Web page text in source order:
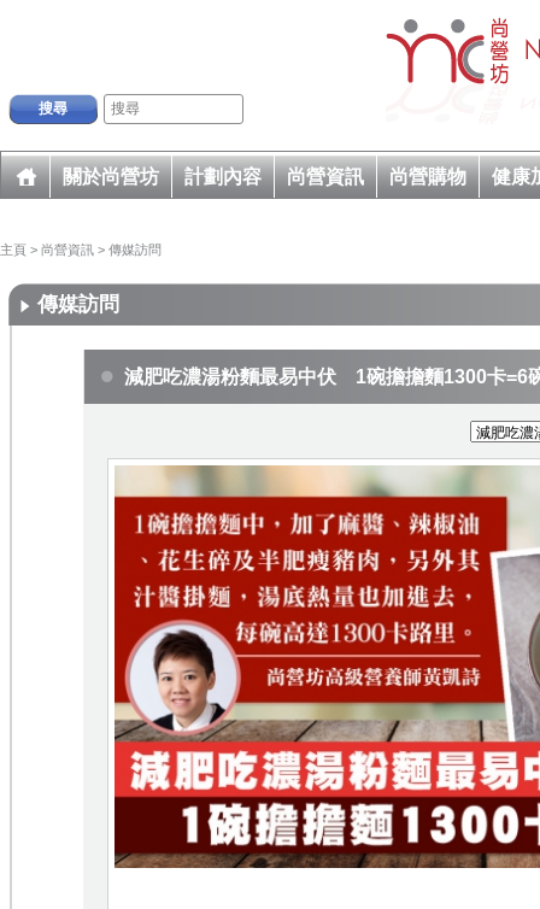
搜尋
關於尚營坊 計劃內容 尚營資訊 尚營購物 健康
主頁 > 尚營資訊 > 傳媒訪問
傳媒訪問
減肥吃濃湯粉麵最易中伏 1碗擔擔麵1300卡=6